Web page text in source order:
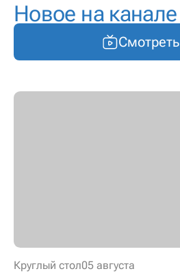
Новое на канале
Круглый стол05 августа